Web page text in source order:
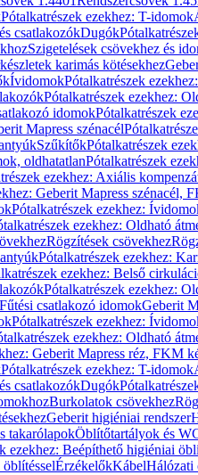
Pótalkatrészek ezekhez: T-idomok
csatlakozókDugók
Szigetelések csövekhez és
karimás kötésekhez
ÍvidomokPótalkatrészek
Pótalkatrészek ezekhez:
idomokPótalkatrészek
Mapress szénacél
SzűkítőkPótalkatrészek
oldhatatlanPótalkatrészek
ezekhez: Axiális
Geberit Mapress szénacél,
Pótalkatrészek ezekhez:
ezekhez: Oldható
Rögzítések csövekhez
Pótalkatrészek ezekhez:
ezekhez: Belső
Pótalkatrészek ezekhez:
csatlakozó idomokGeberit
Pótalkatrészek ezekhez:
ezekhez: Oldható
Geberit Mapress réz, FKM
Pótalkatrészek ezekhez: T-idomok
csatlakozókDugók
Burkolatok csövekhez
Geberit higiéniai rendszer
takarólapokÖblítőtartályok és
ezekhez: Beépíthető higiéniai
ÉrzékelőkKábelHálózati